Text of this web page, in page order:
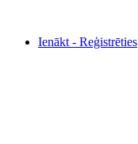
Ienākt - Reģistrēties